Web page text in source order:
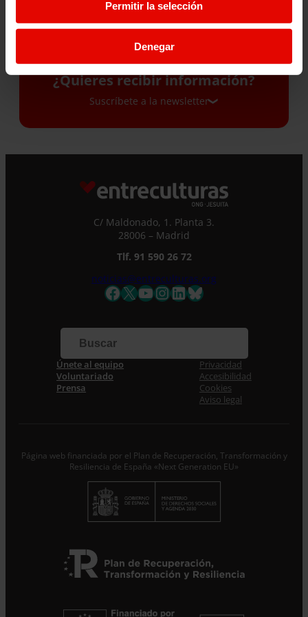
Permitir la selección
Denegar
CONTADAS»
DEMÁS»
¿Quieres recibir información?
Suscríbete a la newsletter
Si quieres recibir nuestra newsletter mensual
y los correos puntuales en los que te
ofrecemos información, no dejes de completar
este formulario. Al instante, te daremos de
al tanto de todas las novedades.
Correo electrónico *
Acepto la Política de Privacidad*
Desde ENTRECULTURAS FE Y ALEGRÍA ESPAÑA
trataremos los datos aportados en calidad de
Suscribirme
C/ Maldonado, 1. Planta 3.
28006 – Madrid
Tlf. 91 590 26 72
noticias@entreculturas.org
Facebook
X YouTube
Instagram
LinkedIn
Bluesky
Únete al equipo
Voluntariado
Prensa
Privacidad
Accesibilidad
Cookies
Aviso legal
Página web financiada por el Plan de Recuperación, Transformación y
Resiliencia de España «Next Generation EU»